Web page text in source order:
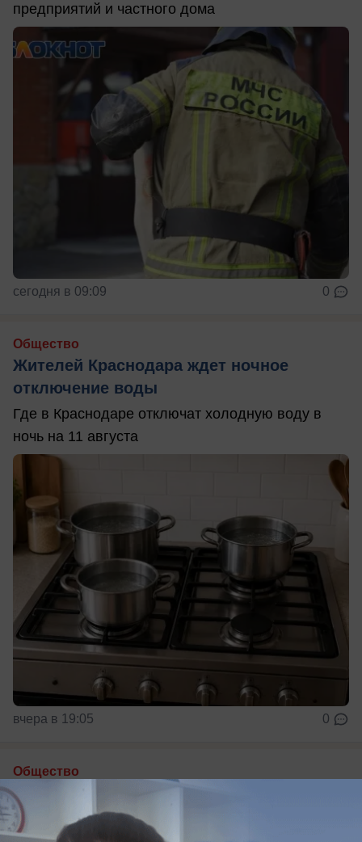
предприятий и частного дома
сегодня в 09:09 0
Общество
Жителей Краснодара ждет ночное
отключение воды
Где в Краснодаре отключат холодную воду в
ночь на 11 августа
вчера в 19:05 0
Общество
Иностранцы, стобалльники и
олимпиадники: кто поступает в КубГУ в
2026 году